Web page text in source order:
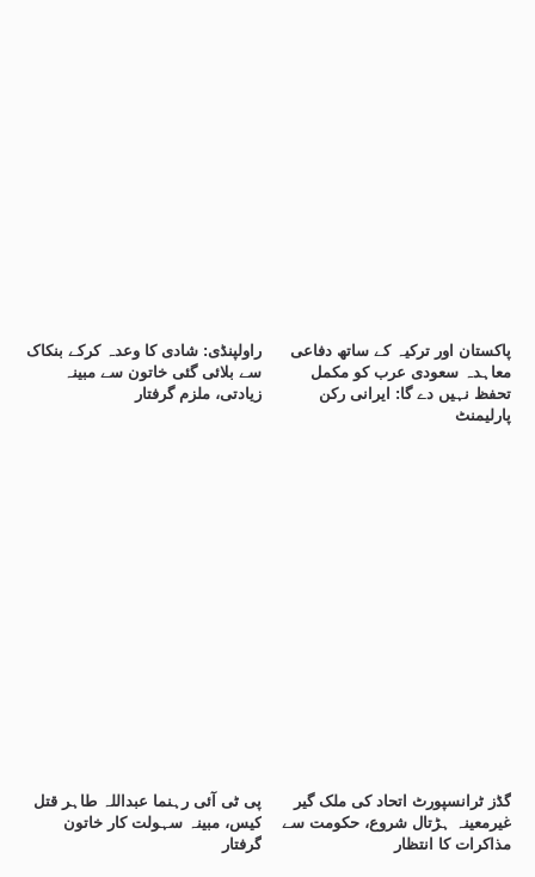
راولپنڈی: شادی کا وعدہ کرکے بنکاک
سے بلائی گئی خاتون سے مبینہ
زیادتی، ملزم گرفتار
پاکستان اور ترکیہ کے ساتھ دفاعی
معاہدہ سعودی عرب کو مکمل
تحفظ نہیں دے گا: ایرانی رکن
پارلیمنٹ
پی ٹی آئی رہنما عبداللہ طاہر قتل
کیس، مبینہ سہولت کار خاتون
گرفتار
گڈز ٹرانسپورٹ اتحاد کی ملک گیر
غیرمعینہ ہڑتال شروع، حکومت سے
مذاکرات کا انتظار